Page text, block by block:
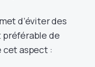
d’éviter des
préférable de
cet aspect :